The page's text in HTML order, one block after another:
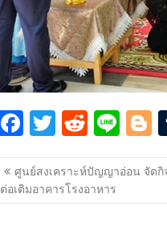
k
F
ac
e
b
T
w
itt
er
R
e
d
di
Li
n
e
o
g
g
แนะแนว
เรื่อง
ศูนย์สงเคราะห์ปัญญาอ่อน จัด
ต่อเติมอาคารโรงอาหาร